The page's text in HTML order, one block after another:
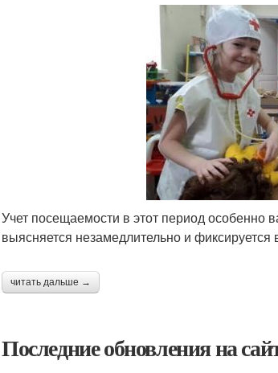
Учет посещаемости в этот период особенно
выясняется незамедлительно и
читать дальше →
Последние обновления на